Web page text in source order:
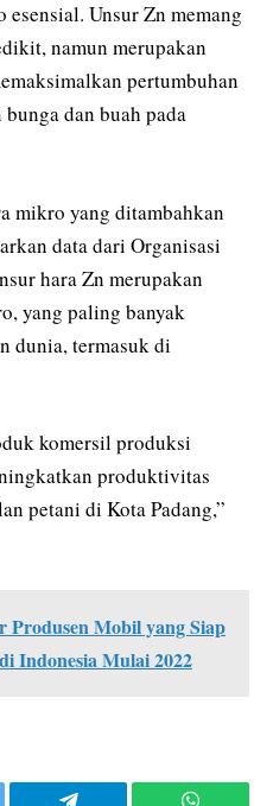
Unsur Zn memang
namun merupakan
pertumbuhan
dan buah pada
mikro yang ditambahkan
data dari Organisasi
hara Zn merupakan
yang paling banyak
dunia, termasuk di
komersil produksi
produktivitas
petani di Kota Padang,”
Mobil yang Siap
Indonesia Mulai 2022